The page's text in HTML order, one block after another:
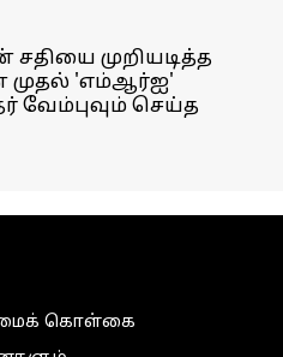
முறியடித்த
முதல் 'எம்ஆர்ஐ'
வேம்புவும் செய்த
கொள்கை